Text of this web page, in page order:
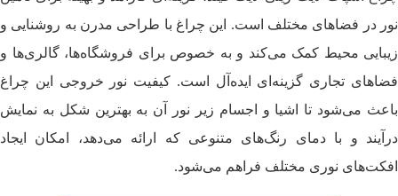
نور در فضاهای مختلف است. این چراغ با طراحی مدرن به روشنایی و
زیبایی محیط کمک می‌کند و به‌ خصوص برای فروشگاه‌ها، گالری‌ها و
فضاهای تجاری گزینه‌ای ایده‌آل است. کیفیت نور خروجی این چراغ
باعث می‌شود تا اشیا و اجسام زیر نور آن به بهترین شکل به نمایش
درآیند و با دمای رنگ‌های متنوعی که ارائه می‌دهد، امکان ایجاد
افکت‌های نوری مختلف فراهم می‌شود.